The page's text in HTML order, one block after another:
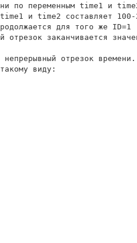
по переменным time1 и
и time2 составляет 100-
для того же
отрезок заканчивается
отрезок
виду: